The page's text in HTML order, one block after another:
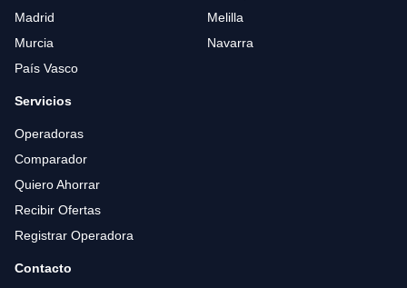
Madrid
Melilla
Murcia
Navarra
País Vasco
Servicios
Operadoras
Comparador
Quiero Ahorrar
Recibir Ofertas
Registrar Operadora
Contacto